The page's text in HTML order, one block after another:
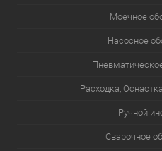
Моечное
Насосное
Расходка,
Ручной
Сварочное